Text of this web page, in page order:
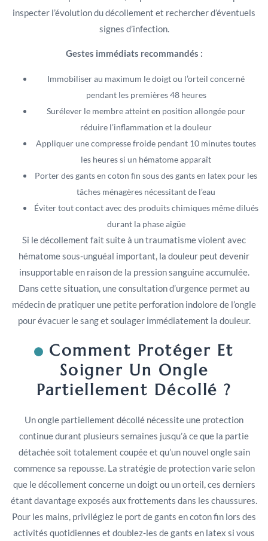
inspecter l’évolution du décollement et rechercher d’éventuels
signes d’infection.
Gestes immédiats recommandés :
Immobiliser au maximum le doigt ou l’orteil concerné
pendant les premières 48 heures
Surélever le membre atteint en position allongée pour
réduire l’inflammation et la douleur
Appliquer une compresse froide pendant 10 minutes toutes
les heures si un hématome apparaît
Porter des gants en coton fin sous des gants en latex pour les
tâches ménagères nécessitant de l’eau
Éviter tout contact avec des produits chimiques même dilués
durant la phase aigüe
Si le décollement fait suite à un traumatisme violent avec
hématome sous-unguéal important, la douleur peut devenir
insupportable en raison de la pression sanguine accumulée.
Dans cette situation, une consultation d’urgence permet au
médecin de pratiquer une petite perforation indolore de l’ongle
pour évacuer le sang et soulager immédiatement la douleur.
Comment Protéger Et
Soigner Un Ongle
Partiellement Décollé ?
Un ongle partiellement décollé nécessite une protection
continue durant plusieurs semaines jusqu’à ce que la partie
détachée soit totalement coupée et qu’un nouvel ongle sain
commence sa repousse. La stratégie de protection varie selon
que le décollement concerne un doigt ou un orteil, ces derniers
étant davantage exposés aux frottements dans les chaussures.
Pour les mains, privilégiez le port de gants en coton fin lors des
activités quotidiennes et doublez-les de gants en latex si vous